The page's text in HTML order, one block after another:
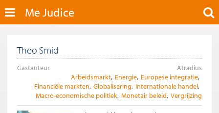
Me Judice
Theo Smid
Gastauteur
Atradius
Arbeidsmarkt Energie Europese integratie
Financiële markten Globalisering Internationale handel
Macro-economische politiek Monetair beleid Vergrijzing